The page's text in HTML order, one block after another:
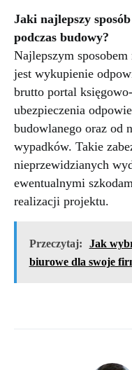
Jaki najlepszy
podczas budowy?
Najlepszym
jest wykupienie
brutto portal
ubezpieczenia
budowlanego oraz od
wypadków. Takie
nieprzewidzianych
ewentualnymi
realizacji projektu.
Przeczytaj:
Jak
biurowe dla swoje